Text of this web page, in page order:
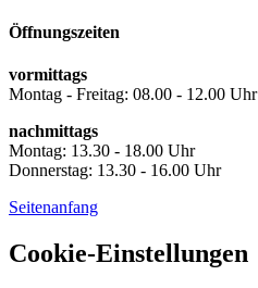
Öffnungszeiten
vormittags
Montag - Freitag: 08.00 - 12.00 Uhr
nachmittags
Montag: 13.30 - 18.00 Uhr
Donnerstag: 13.30 - 16.00 Uhr
Seitenanfang
Cookie-Einstellungen